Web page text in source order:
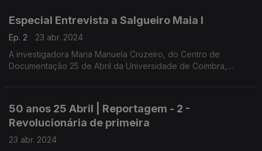
Especial Entrevista a Salgueiro Maia I
Ep. 2
23 abr. 2024
A investigadora Maria Manuela Cruzeiro, do Centro de
Documentação 25 de Abril da Universidade de Coimbra,
50 anos 25 Abril | Reportagem - 2 -
Revolucionária de primeira
23 abr. 2024